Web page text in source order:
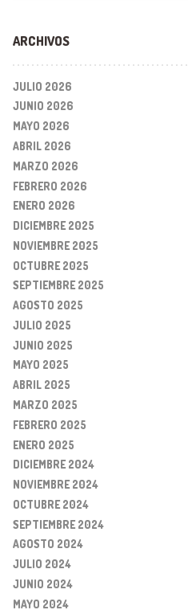
ARCHIVOS
JULIO 2026
JUNIO 2026
MAYO 2026
ABRIL 2026
MARZO 2026
FEBRERO 2026
ENERO 2026
DICIEMBRE 2025
NOVIEMBRE 2025
OCTUBRE 2025
SEPTIEMBRE 2025
AGOSTO 2025
JULIO 2025
JUNIO 2025
MAYO 2025
ABRIL 2025
MARZO 2025
FEBRERO 2025
ENERO 2025
DICIEMBRE 2024
NOVIEMBRE 2024
OCTUBRE 2024
SEPTIEMBRE 2024
AGOSTO 2024
JULIO 2024
JUNIO 2024
MAYO 2024